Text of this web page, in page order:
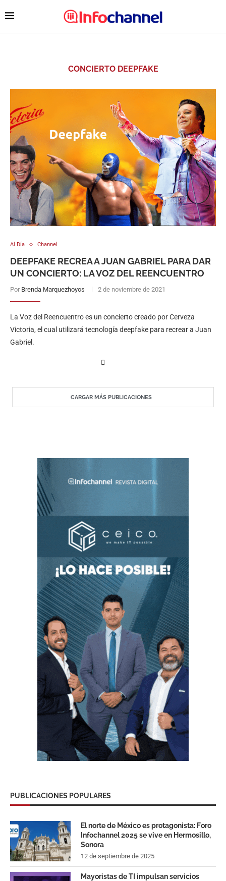
CONCIERTO DEEPFAKE
Al Día Channel
DEEPFAKE RECREA A JUAN GABRIEL PARA DAR
UN CONCIERTO: LA VOZ DEL REENCUENTRO
Por Brenda Marquezhoyos 2 de noviembre de 2021
La Voz del Reencuentro es un concierto creado por Cerveza
Victoria, el cual utilizará tecnología deepfake para recrear a Juan
Gabriel.
CARGAR MÁS PUBLICACIONES
PUBLICACIONES POPULARES
El norte de México es protagonista: Foro
Infochannel 2025 se vive en Hermosillo,
Sonora
12 de septiembre de 2025
Mayoristas de TI impulsan servicios